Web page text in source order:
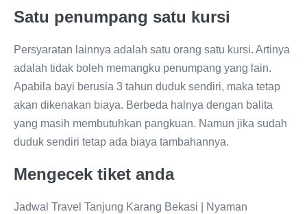
Satu penumpang satu kursi
Persyaratan lainnya adalah satu orang satu kursi. Artinya
adalah tidak boleh memangku penumpang yang lain.
Apabila bayi berusia 3 tahun duduk sendiri, maka tetap
akan dikenakan biaya. Berbeda halnya dengan balita
yang masih membutuhkan pangkuan. Namun jika sudah
duduk sendiri tetap ada biaya tambahannya.
Mengecek tiket anda
Jadwal Travel Tanjung Karang Bekasi | Nyaman